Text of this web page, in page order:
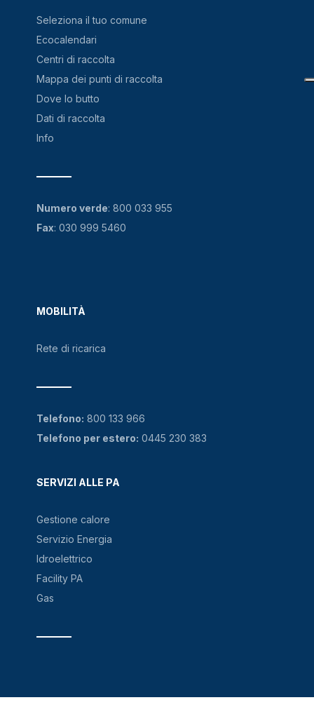
Seleziona il tuo comune
Ecocalendari
Centri di raccolta
Mappa dei punti di raccolta
Dove lo butto
Dati di raccolta
Info
MOBILITÀ
Rete di ricarica
SERVIZI ALLE PA
Gestione calore
Servizio Energia
Idroelettrico
Facility PA
Gas
Numero verde: 800 033 955
Fax: 030 999 5460
Telefono: 800 133 966
Telefono per estero: 0445 230 383